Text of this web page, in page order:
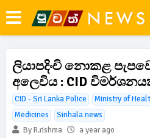
ලියාපදිංචි නොකළ
අලෙවිය : CID
CID - Sri Lanka Police Ministry of
Medicines
Sinhala news
By R.rishma
a year ago